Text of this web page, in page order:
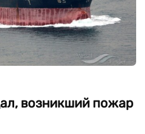
возникший пожар